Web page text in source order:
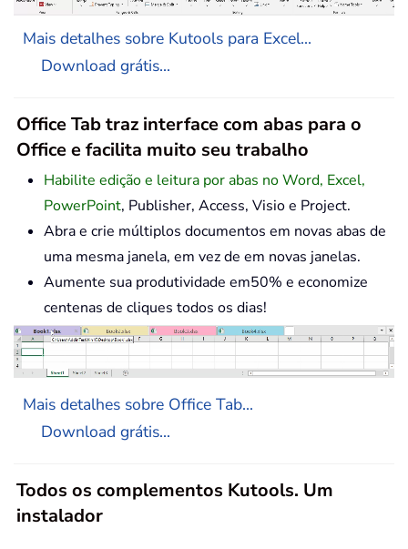
Mais detalhes sobre Kutools para Excel...
Download grátis...
Office Tab traz interface com abas para o
Office e facilita muito seu trabalho
Habilite edição e leitura por abas no Word, Excel,
PowerPoint, Publisher, Access, Visio e Project.
Abra e crie múltiplos documentos em novas abas de
uma mesma janela, em vez de em novas janelas.
Aumente sua produtividade em50% e economize
centenas de cliques todos os dias!
Mais detalhes sobre Office Tab...
Download grátis...
Todos os complementos Kutools. Um
instalador